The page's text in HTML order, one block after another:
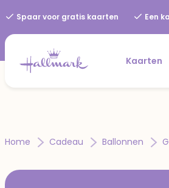
Spaar voor gratis kaarten Een
Kaarten
Home Cadeau Ballonnen